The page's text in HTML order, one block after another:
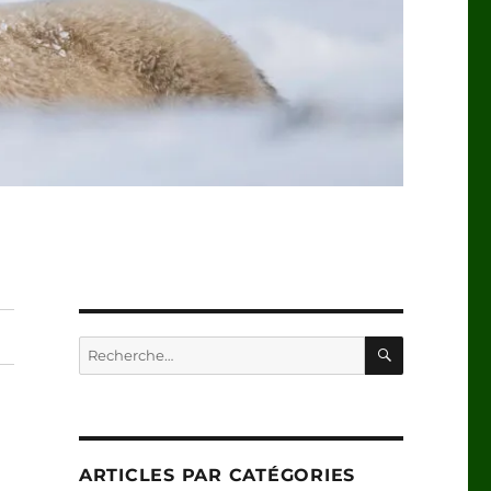
Recherche
pour :
ARTICLES PAR CATÉGORIES